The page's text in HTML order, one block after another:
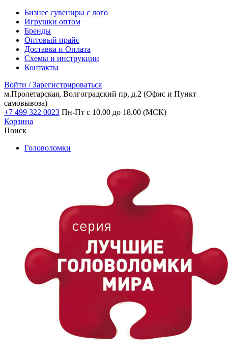
Бизнес сувениры с лого
Игрушки оптом
Бренды
Оптовый прайс
Доставка и Оплата
Схемы и инструкции
Контакты
Войти / Зарегистрироваться
м.Пролетарская, Волгоградский пр, д.2 (Офис и Пункт
самовывоза)
+7 499 322 0023 Пн-Пт с 10.00 до 18.00 (МСК)
Корзина
Поиск
Головоломки